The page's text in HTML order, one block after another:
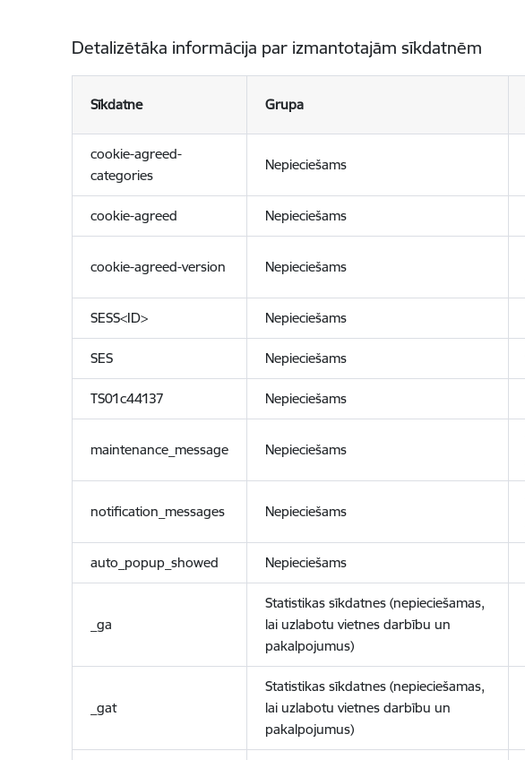
Detalizētāka informācija par izmantotajām sīkdatnēm
Sīkdatne Grupa
cookie-agreed-
categories
Nepieciešams
cookie-agreed Nepieciešams
cookie-agreed-version Nepieciešams
SESS<ID> Nepieciešams
SES Nepieciešams
TS01c44137 Nepieciešams
maintenance_message Nepieciešams
notification_messages Nepieciešams
auto_popup_showed Nepieciešams
_ga
Statistikas sīkdatnes (nepieciešamas,
lai uzlabotu vietnes darbību un
pakalpojumus)
_gat
Statistikas sīkdatnes (nepieciešamas,
lai uzlabotu vietnes darbību un
pakalpojumus)